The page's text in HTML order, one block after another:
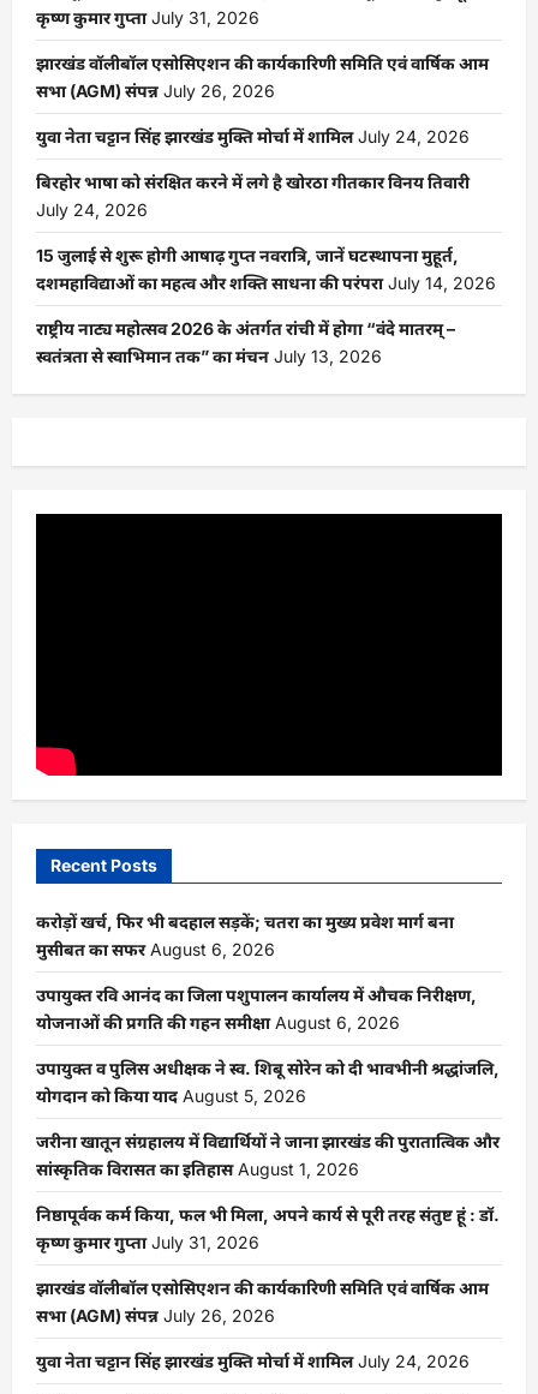
कृष्ण कुमार गुप्ता July 31, 2026
झारखंड वॉलीबॉल एसोसिएशन की कार्यकारिणी समिति एवं वार्षिक आम
सभा (AGM) संपन्न July 26, 2026
युवा नेता चट्टान सिंह झारखंड मुक्ति मोर्चा में शामिल July 24, 2026
बिरहोर भाषा को संरक्षित करने में लगे है खोरठा गीतकार विनय तिवारी
July 24, 2026
15 जुलाई से शुरू होगी आषाढ़ गुप्त नवरात्रि, जानें घटस्थापना मुहूर्त,
दशमहाविद्याओं का महत्व और शक्ति साधना की परंपरा July 14, 2026
राष्ट्रीय नाट्य महोत्सव 2026 के अंतर्गत रांची में होगा “वंदे मातरम् –
स्वतंत्रता से स्वाभिमान तक” का मंचन July 13, 2026
Recent Posts
करोड़ों खर्च, फिर भी बदहाल सड़कें; चतरा का मुख्य प्रवेश मार्ग बना
मुसीबत का सफर August 6, 2026
उपायुक्त रवि आनंद का जिला पशुपालन कार्यालय में औचक निरीक्षण,
योजनाओं की प्रगति की गहन समीक्षा August 6, 2026
उपायुक्त व पुलिस अधीक्षक ने स्व. शिबू सोरेन को दी भावभीनी श्रद्धांजलि,
योगदान को किया याद August 5, 2026
जरीना खातून संग्रहालय में विद्यार्थियों ने जाना झारखंड की पुरातात्विक और
सांस्कृतिक विरासत का इतिहास August 1, 2026
निष्ठापूर्वक कर्म किया, फल भी मिला, अपने कार्य से पूरी तरह संतुष्ट हूं : डॉ.
कृष्ण कुमार गुप्ता July 31, 2026
झारखंड वॉलीबॉल एसोसिएशन की कार्यकारिणी समिति एवं वार्षिक आम
सभा (AGM) संपन्न July 26, 2026
युवा नेता चट्टान सिंह झारखंड मुक्ति मोर्चा में शामिल July 24, 2026